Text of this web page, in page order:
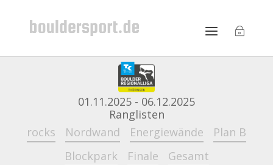
01.11.2025 - 06.12.2025
Ranglisten
rocks
Nordwand Energiewände
Plan B
Blockpark
Finale Gesamt